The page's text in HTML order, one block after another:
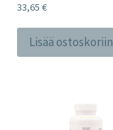
33,65 €
Lisää ostoskoriin